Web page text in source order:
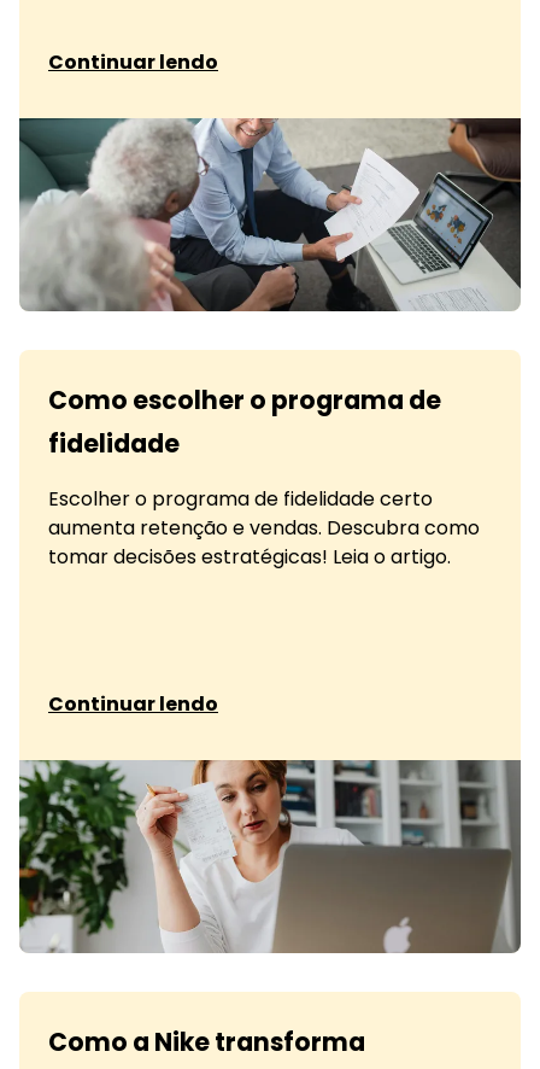
Continuar lendo
Como escolher o programa de
fidelidade
Escolher o programa de fidelidade certo
aumenta retenção e vendas. Descubra como
tomar decisões estratégicas! Leia o artigo.
Continuar lendo
Como a Nike transforma